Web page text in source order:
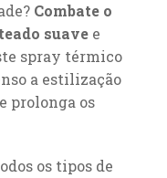
Combate o
suavee
spray térmico
a estilização
prolonga os
os tipos de